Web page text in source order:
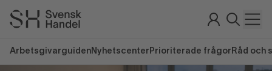
Arbetsgivarguiden Nyhetscenter Prioriterade frågor Råd och